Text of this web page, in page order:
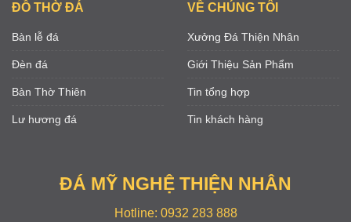
ĐỒ THỜ ĐÁ
Bàn lễ đá
Đèn đá
Bàn Thờ Thiên
Lư hương đá
VỀ CHÚNG TÔI
Xưởng Đá Thiện Nhân
Giới Thiệu Sản Phẩm
Tin tổng hợp
Tin khách hàng
ĐÁ MỸ NGHỆ THIỆN NHÂN
Hotline: 0932 283 888